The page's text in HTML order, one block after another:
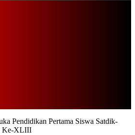
Pendidikan Pertama Siswa Satdik-
Ke-XLIII